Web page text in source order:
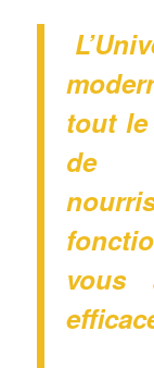
tout
de
vous